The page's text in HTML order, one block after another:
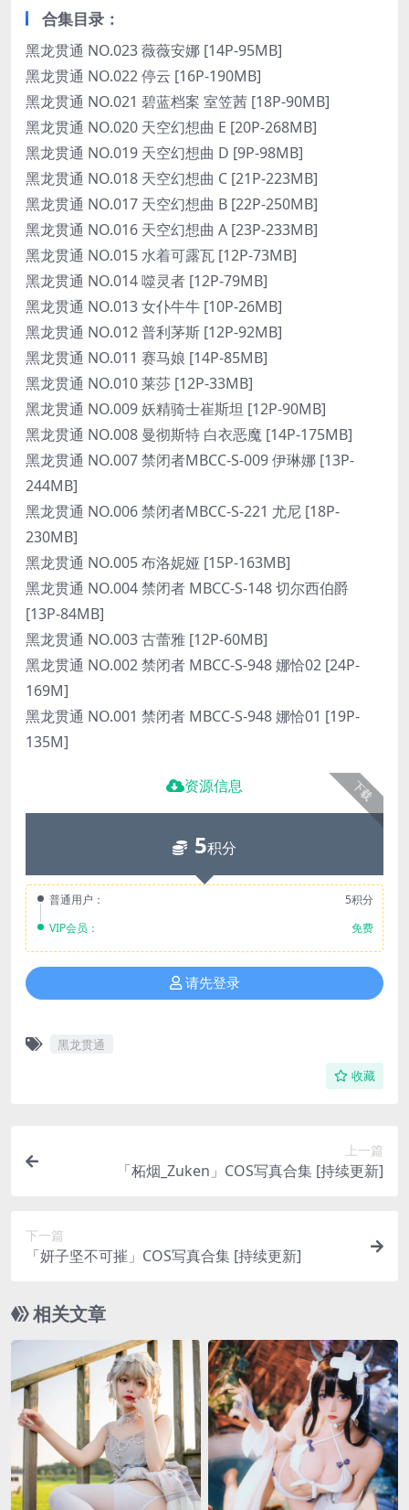
合集目录：
黑龙贯通 NO.023 薇薇安娜 [14P-95MB]
黑龙贯通 NO.022 停云 [16P-190MB]
黑龙贯通 NO.021 碧蓝档案 室笠茜 [18P-90MB]
黑龙贯通 NO.020 天空幻想曲 E [20P-268MB]
黑龙贯通 NO.019 天空幻想曲 D [9P-98MB]
黑龙贯通 NO.018 天空幻想曲 C [21P-223MB]
黑龙贯通 NO.017 天空幻想曲 B [22P-250MB]
黑龙贯通 NO.016 天空幻想曲 A [23P-233MB]
黑龙贯通 NO.015 水着可露瓦 [12P-73MB]
黑龙贯通 NO.014 噬灵者 [12P-79MB]
黑龙贯通 NO.013 女仆牛牛 [10P-26MB]
黑龙贯通 NO.012 普利茅斯 [12P-92MB]
黑龙贯通 NO.011 赛马娘 [14P-85MB]
黑龙贯通 NO.010 莱莎 [12P-33MB]
黑龙贯通 NO.009 妖精骑士崔斯坦 [12P-90MB]
黑龙贯通 NO.008 曼彻斯特 白衣恶魔 [14P-175MB]
黑龙贯通 NO.007 禁闭者MBCC-S-009 伊琳娜 [13P-
244MB]
黑龙贯通 NO.006 禁闭者MBCC-S-221 尤尼 [18P-
230MB]
黑龙贯通 NO.005 布洛妮娅 [15P-163MB]
黑龙贯通 NO.004 禁闭者 MBCC-S-148 切尔西伯爵
[13P-84MB]
黑龙贯通 NO.003 古蕾雅 [12P-60MB]
黑龙贯通 NO.002 禁闭者 MBCC-S-948 娜恰02 [24P-
169M]
黑龙贯通 NO.001 禁闭者 MBCC-S-948 娜恰01 [19P-
135M]
下载
资源信息
5积分
普通用户：
5积分
VIP会员：
免费
请先登录
黑龙贯通
收藏
上一篇
「柘烟_Zuken」COS写真合集 [持续更新]
下一篇
「妍子坚不可摧」COS写真合集 [持续更新]
相关文章